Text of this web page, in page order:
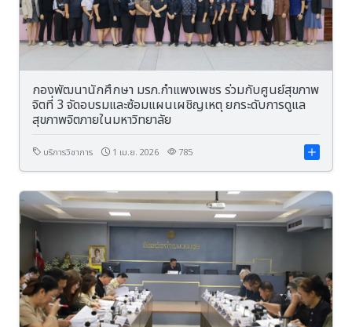
กองพัฒนานักศึกษา มรภ.กำแพงเพชร ร่วมกับศูนย์สุขภาพ
จิตที่ 3 จัดอบรมและซ้อมแผนเผชิญเหตุ ยกระดับการดูแล
สุขภาพจิตภายในมหาวิทยาลัย
บริการวิชาการ 1 เม.ย. 2026 785